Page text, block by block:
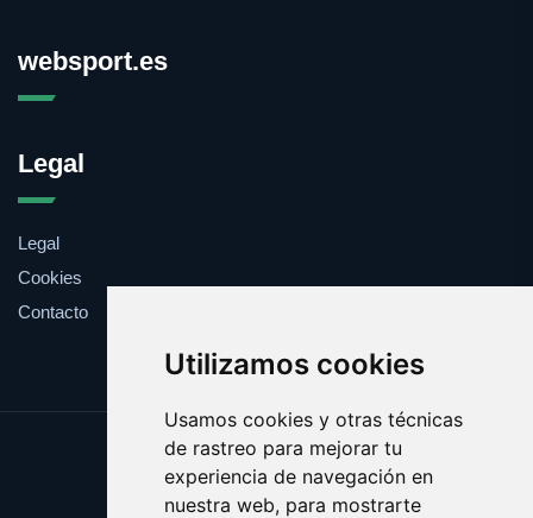
Utilizamos cookies
Usamos cookies y otras técnicas
de rastreo para mejorar tu
experiencia de navegación en
nuestra web, para mostrarte
websport.es
Legal
Legal
Cookies
Contacto
Update cookies preferences
Copyright © 2025 websport.es